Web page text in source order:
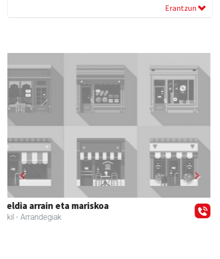
Erantzun
Zubimusu Ikastola
Zizurkil - Hezkuntza
Previous